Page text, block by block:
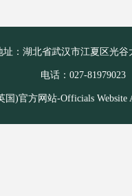
址：湖北省武汉市江夏区光谷
电话：027-81979023
国)官方网站-Officials